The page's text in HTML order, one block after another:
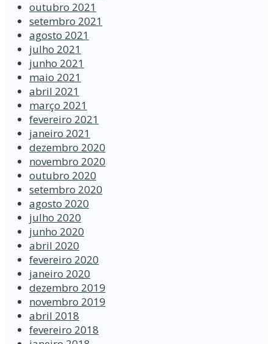
outubro 2021
setembro 2021
agosto 2021
julho 2021
junho 2021
maio 2021
abril 2021
março 2021
fevereiro 2021
janeiro 2021
dezembro 2020
novembro 2020
outubro 2020
setembro 2020
agosto 2020
julho 2020
junho 2020
abril 2020
fevereiro 2020
janeiro 2020
dezembro 2019
novembro 2019
abril 2018
fevereiro 2018